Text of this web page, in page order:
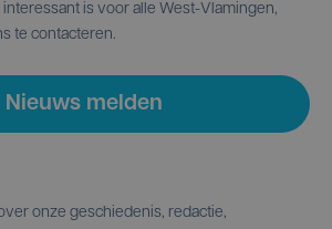
is voor alle West-Vlamingen,
te contacteren.
Nieuws melden
onze geschiedenis, redactie,